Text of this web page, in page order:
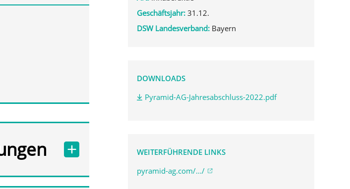
Geschäftsjahr: 31.12.
DSW Landesverband: Bayern
DOWNLOADS
Pyramid-AG-Jahresabschluss-2022.pdf
WEITERFÜHRENDE LINKS
pyramid-ag.com/.../